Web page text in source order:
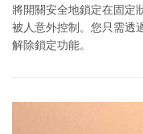
將開關安全地鎖定在固定
被人意外控制。您只需透
解除鎖定功能。